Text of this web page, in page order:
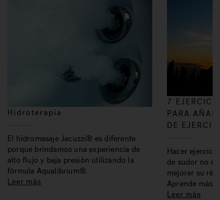
Hidroterapia
El hidromasaje Jacuzzi® es diferente
porque brindamos una experiencia de
alto flujo y baja presión utilizando la
fórmula Aqualibrium®.
Leer más
7
PARA
DE
Hacer
de sudor no
mejorar su
Aprende más.
Leer más